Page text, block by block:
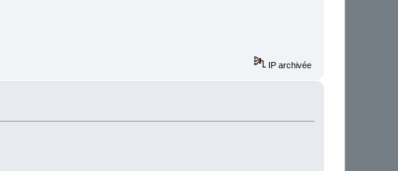
IP archivée